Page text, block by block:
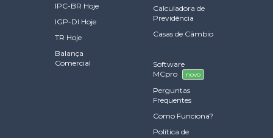
IPC-BR Hoje
IGP-DI Hoje
TR Hoje
Balança
Comercial
Calculadora de
Previdência
Casas de Câmbio
Software
MCpro
novo
Perguntas
Frequentes
Como Funciona?
Política de